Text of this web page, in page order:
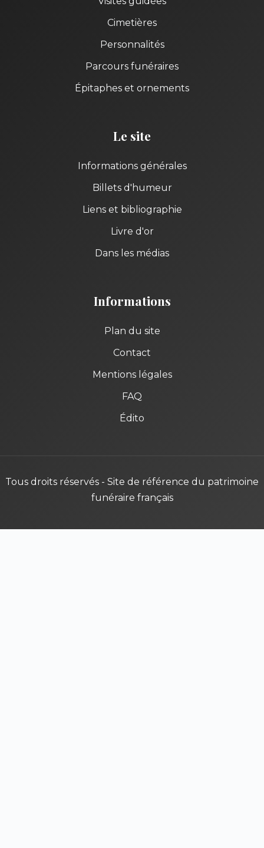
Cimetières
Personnalités
Parcours funéraires
Épitaphes et ornements
Le site
Informations générales
Billets d'humeur
Liens et bibliographie
Livre d'or
Dans les médias
Informations
Plan du site
Contact
Mentions légales
FAQ
Édito
Tous droits réservés - Site de référence du patrimoine
funéraire français